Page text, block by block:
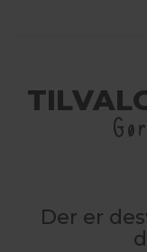
Der er